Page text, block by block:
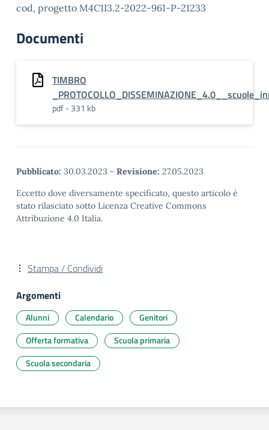
cod, progetto M4C1I3.2-2022-961-P-21233
Documenti
TIMBRO
pdf - 331 kb
Pubblicato: 30.03.2023 - Revisione: 27.05.2023
Eccetto dove diversamente specificato, questo articolo è
stato rilasciato sotto Licenza Creative Commons
Attribuzione 4.0 Italia.
Stampa / Condividi
Argomenti
Alunni Calendario
Genitori
Offerta formativa
Scuola primaria
Scuola secondaria